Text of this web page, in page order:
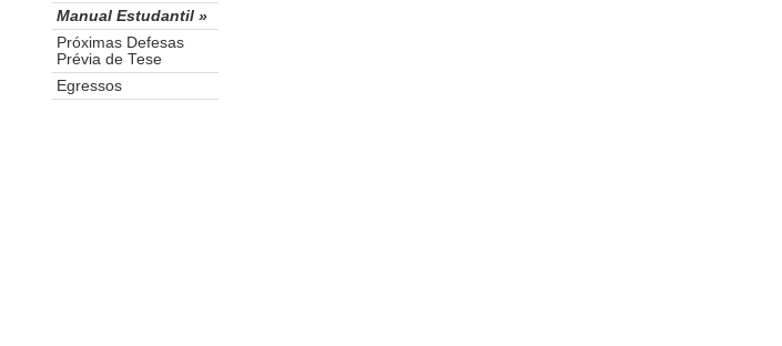
Manual Estudantil »
Próximas Defesas
Prévia de Tese
Egressos